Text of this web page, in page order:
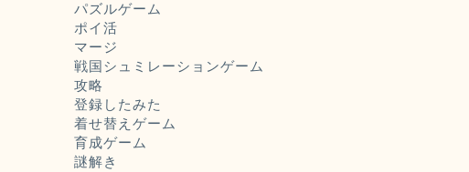
パズルゲーム
ポイ活
マージ
戦国シュミレーションゲーム
攻略
登録したみた
着せ替えゲーム
育成ゲーム
謎解き